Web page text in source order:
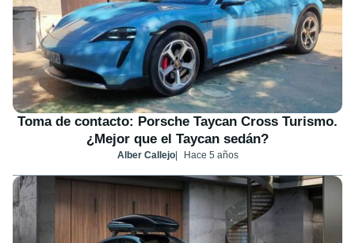
Toma de contacto: Porsche Taycan Cross Turismo.
¿Mejor que el Taycan sedán?
Alber Callejo Hace 5 años